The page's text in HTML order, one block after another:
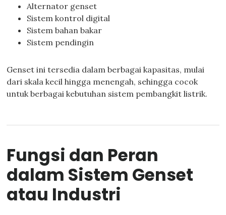
Alternator genset
Sistem kontrol digital
Sistem bahan bakar
Sistem pendingin
Genset ini tersedia dalam berbagai kapasitas, mulai
dari skala kecil hingga menengah, sehingga cocok
untuk berbagai kebutuhan sistem pembangkit listrik.
Fungsi dan Peran
dalam Sistem Genset
atau Industri